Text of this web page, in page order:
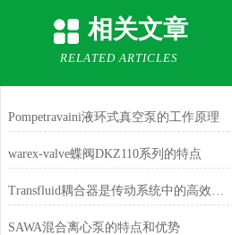
相关文章
RELATED ARTICLES
Pompetravaini液环式真空泵的工作原理
warex-valve蝶阀DKZ110系列的特点
Transfluid耦合器是传动系统中的高效能源转换利器
SAWA混合离心泵的特点和优势